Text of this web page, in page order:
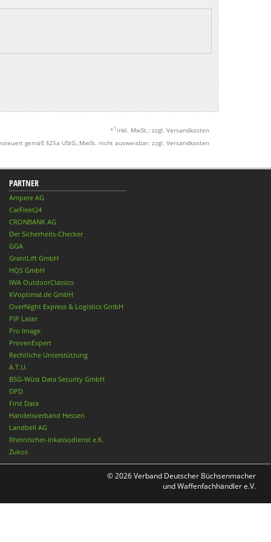
* 1 inkl. MwSt.; zzgl. Versandkosten
gemäß §25a UStG.;MwSt. nicht ausweisbar; zzgl. Versandkosten
PARTNER
Ampere AG
CarFleet24
CRONBANK AG
Der Sicherheits-Checker
GGA
GrantLift GmbH
HQS GmbH
IWA OutdoorClassics
KVoptimal.de GmbH
OverNight Express & Logistics GmbH
PiP Laser
Pro Image
ProvenExpert
Rechtliche Unterstützung
A.T.U.
BSG-Wüst Data Security GmbH
DPD
First Data
Handelsverband Hessen
Landbell AG
Rheinischer-Inkassodienst e.K.
Zukos
© 2026 Verband Deutscher Büchsenmacher
und Waffenfachhändler e.V.